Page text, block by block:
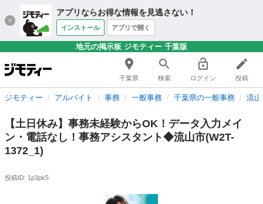
アプリならお得な情報を見逃さない！
インストール アプリで開く
地元の掲示板 ジモティー 千葉版
千葉県 検索 ログイン 投稿
ジモティー アルバイト 事務 一般事務 千葉県の一般事務 流
【土日休み】事務未経験からOK！データ入力メイ
ン・電話なし！事務アシスタント◆流山市(W2T-
1372_1)
投稿ID: 1p3pk5